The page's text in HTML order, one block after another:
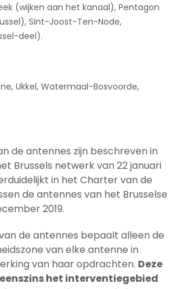
(wijken aan het kanaal), Pentagon
Sint-Joost-Ten-Node,
deel).
Ukkel, Watermaal-Bosvoorde,
de antennes zijn beschreven in
Brussels netwerk van 22 januari
in het Charter van de
de antennes van het Brusselse
2019.
de antennes bepaalt alleen de
van elke antenne in
van haar opdrachten. Deze
het interventiegebied